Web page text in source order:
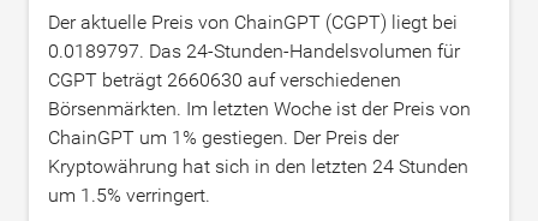
Der aktuelle Preis von ChainGPT (CGPT) liegt bei
0.0189797. Das 24-Stunden-Handelsvolumen für
CGPT beträgt 2660630 auf verschiedenen
Börsenmärkten. Im letzten Woche ist der Preis von
ChainGPT um 1% gestiegen. Der Preis der
Kryptowährung hat sich in den letzten 24 Stunden
um 1.5% verringert.